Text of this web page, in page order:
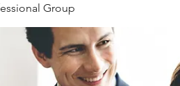
Group